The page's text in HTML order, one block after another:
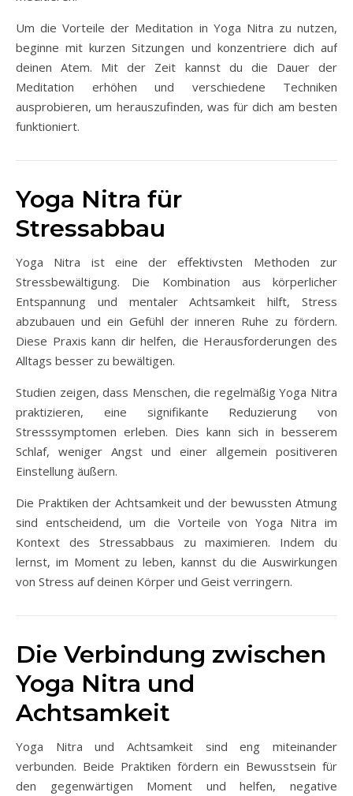
Um die Vorteile der Meditation in Yoga Nitra zu nutzen,
beginne mit kurzen Sitzungen und konzentriere dich auf
deinen Atem. Mit der Zeit kannst du die Dauer der
Meditation erhöhen und verschiedene Techniken
ausprobieren, um herauszufinden, was für dich am besten
funktioniert.
Yoga Nitra für
Stressabbau
Yoga Nitra ist eine der effektivsten Methoden zur
Stressbewältigung. Die Kombination aus körperlicher
Entspannung und mentaler Achtsamkeit hilft, Stress
abzubauen und ein Gefühl der inneren Ruhe zu fördern.
Diese Praxis kann dir helfen, die Herausforderungen des
Alltags besser zu bewältigen.
Studien zeigen, dass Menschen, die regelmäßig Yoga Nitra
praktizieren, eine signifikante Reduzierung von
Stresssymptomen erleben. Dies kann sich in besserem
Schlaf, weniger Angst und einer allgemein positiveren
Einstellung äußern.
Die Praktiken der Achtsamkeit und der bewussten Atmung
sind entscheidend, um die Vorteile von Yoga Nitra im
Kontext des Stressabbaus zu maximieren. Indem du
lernst, im Moment zu leben, kannst du die Auswirkungen
von Stress auf deinen Körper und Geist verringern.
Die Verbindung zwischen
Yoga Nitra und
Achtsamkeit
Yoga Nitra und Achtsamkeit sind eng miteinander
verbunden. Beide Praktiken fördern ein Bewusstsein für
den gegenwärtigen Moment und helfen, negative